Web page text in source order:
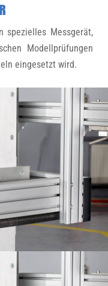
spezielles Messgerät,
Modellprüfungen
eingesetzt wird.